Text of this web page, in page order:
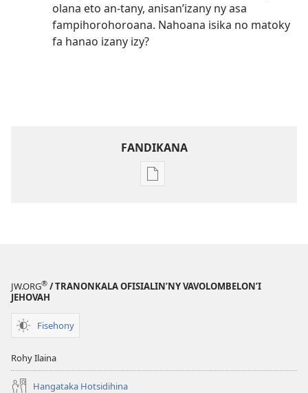
olana eto an-tany, anisan’izany ny asa
fampihorohoroana. Nahoana isika no matoky
fa hanao izany izy?
FANDIKANA
Fandikana
JW.ORG® / TRANONKALA OFISIALIN’NY VAVOLOMBELON’I
JEHOVAH
Fisehony
Rohy Ilaina
Hangataka Hotsidihina